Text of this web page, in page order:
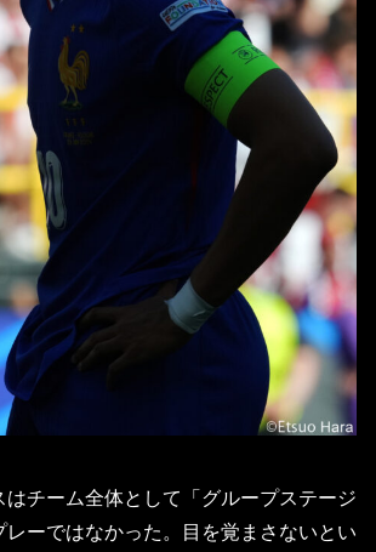
はチーム全体として「グループステージ
レーではなかった。目を覚まさないとい